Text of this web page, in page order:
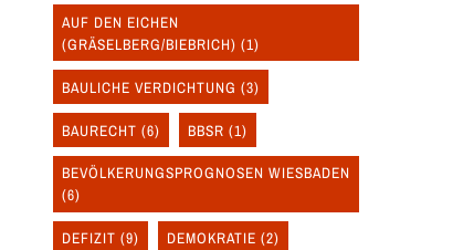
AUF DEN EICHEN
(GRÄSELBERG/BIEBRICH) (1)
BAULICHE VERDICHTUNG (3)
BAURECHT (6) BBSR (1)
BEVÖLKERUNGSPROGNOSEN WIESBADEN
(6)
DEFIZIT (9) DEMOKRATIE (2)